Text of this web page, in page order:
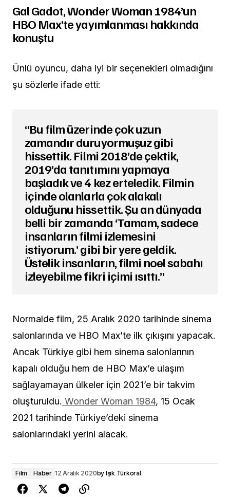
Gal Gadot, Wonder Woman 1984’un
HBO Max’te yayımlanması hakkında
konuştu
Ünlü oyuncu, daha iyi bir seçenekleri olmadığını
şu sözlerle ifade etti:
“Bu film üzerinde çok uzun
zamandır duruyormuşuz gibi
hissettik. Filmi 2018’de çektik,
2019’da tanıtımını yapmaya
başladık ve 4 kez erteledik. Filmin
içinde olanlarla çok alakalı
olduğunu hissettik. Şu an dünyada
belli bir zamanda ‘Tamam, sadece
insanların filmi izlemesini
istiyorum.’ gibi bir yere geldik.
Üstelik insanların, filmi noel sabahı
izleyebilme fikri içimi ısıttı.”
Normalde film, 25 Aralık 2020 tarihinde sinema
salonlarında ve HBO Max’te ilk çıkışını yapacak.
Ancak Türkiye gibi hem sinema salonlarının
kapalı olduğu hem de HBO Max’e ulaşım
sağlayamayan ülkeler için 2021’e bir takvim
oluşturuldu. Wonder Woman 1984, 15 Ocak
2021 tarihinde Türkiye’deki sinema
salonlarındaki yerini alacak.
Film Haber 12 Aralık 2020by Işık Türkoral